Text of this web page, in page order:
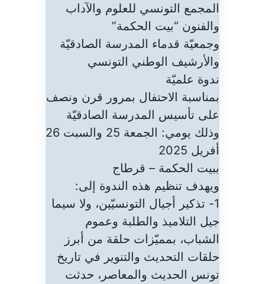
المجمع التونسي للعلوم والآداب
والفنون “بيت الحكمة”
وجمعيّة قدماء المدرسة الصادقيّة
والأرشيف الوطني التونسي
ندوة علميّة
بمناسبة الاحتفال بمرور قرن ونصف
على تأسيس المدرسة الصادقيّة
وذلك يومي: الجمعة 25 والسبت 26
أفريل 2025
ببيت الحكمة – قرطاج
ويهدف تنظيم هذه الندوة إلى:
1- تذكير أجيال التونسيّين، ولا سيما
جيل التلاميذ والطلبة وعموم
الشباب، بمميّزات حلقة من أبرز
حلقات التحديث والتنوير في تاريخ
تونس الحديث والمعاصر، حدثت